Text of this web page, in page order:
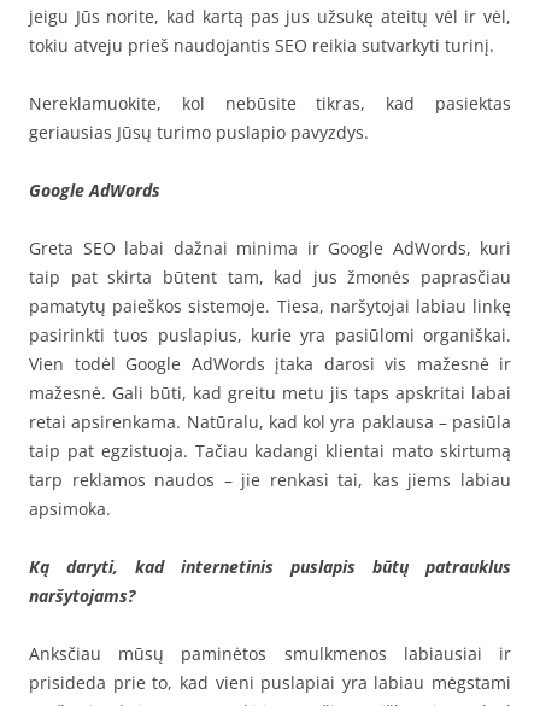
jeigu Jūs norite, kad kartą pas jus užsukę ateitų vėl ir vėl,
tokiu atveju prieš naudojantis SEO reikia sutvarkyti turinį.
Nereklamuokite, kol nebūsite tikras, kad pasiektas
geriausias Jūsų turimo puslapio pavyzdys.
Google AdWords
Greta SEO labai dažnai minima ir Google AdWords, kuri
taip pat skirta būtent tam, kad jus žmonės paprasčiau
pamatytų paieškos sistemoje. Tiesa, naršytojai labiau linkę
pasirinkti tuos puslapius, kurie yra pasiūlomi organiškai.
Vien todėl Google AdWords įtaka darosi vis mažesnė ir
mažesnė. Gali būti, kad greitu metu jis taps apskritai labai
retai apsirenkama. Natūralu, kad kol yra paklausa – pasiūla
taip pat egzistuoja. Tačiau kadangi klientai mato skirtumą
tarp reklamos naudos – jie renkasi tai, kas jiems labiau
apsimoka.
Ką daryti, kad internetinis puslapis būtų patrauklus
naršytojams?
Anksčiau mūsų paminėtos smulkmenos labiausiai ir
prisideda prie to, kad vieni puslapiai yra labiau mėgstami